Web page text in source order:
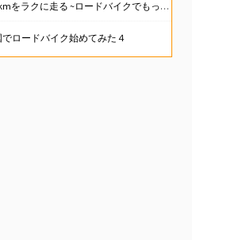
る ~ロードバイクでもっと距離を伸ばしたい人に (大人の自由時間mini)
ロードバイク始めてみた４